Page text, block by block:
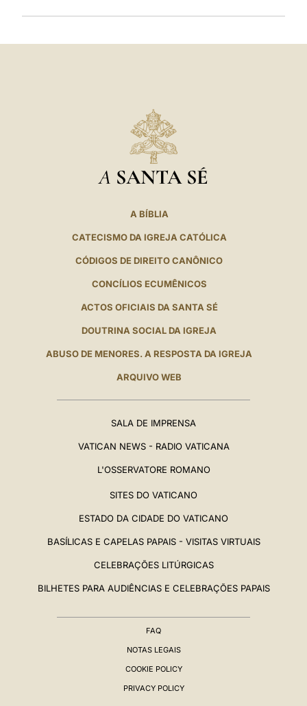
A SANTA SÉ
A BÍBLIA
CATECISMO DA IGREJA CATÓLICA
CÓDIGOS DE DIREITO CANÔNICO
CONCÍLIOS ECUMÊNICOS
ACTOS OFICIAIS DA SANTA SÉ
DOUTRINA SOCIAL DA IGREJA
ABUSO DE MENORES. A RESPOSTA DA IGREJA
ARQUIVO WEB
SALA DE IMPRENSA
VATICAN NEWS - RADIO VATICANA
L'OSSERVATORE ROMANO
SITES DO VATICANO
ESTADO DA CIDADE DO VATICANO
BASÍLICAS E CAPELAS PAPAIS - VISITAS VIRTUAIS
CELEBRAÇÕES LITÚRGICAS
BILHETES PARA AUDIÊNCIAS E CELEBRAÇÕES PAPAIS
FAQ
NOTAS LEGAIS
COOKIE POLICY
PRIVACY POLICY